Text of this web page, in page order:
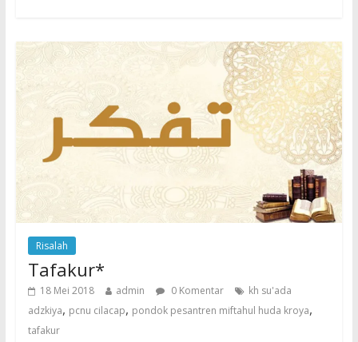
Risalah
Tafakur*
18 Mei 2018 admin 0 Komentar
kh su'ada
adzkiya, pcnu cilacap, pondok pesantren miftahul huda kroya,
tafakur